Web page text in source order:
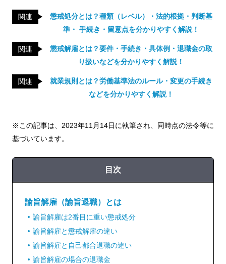
関連
懲戒処分とは？種類（レベル）・法的根拠・判断基
準・ 手続き・留意点を分かりやすく解説！
関連
懲戒解雇とは？要件・手続き・具体例・退職金の取
り扱いなどを分かりやすく解説！
関連
就業規則とは？労働基準法のルール・変更の手続き
などを分かりやすく解説！
※この記事は、2023年11月14日に執筆され、同時点の法令等に
基づいています。
目次
諭旨解雇（諭旨退職）とは
諭旨解雇は2番目に重い懲戒処分
諭旨解雇と懲戒解雇の違い
諭旨解雇と自己都合退職の違い
諭旨解雇の場合の退職金